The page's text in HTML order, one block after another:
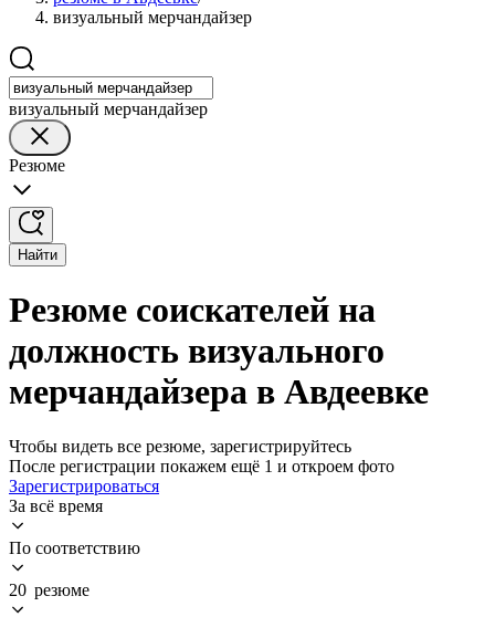
визуальный мерчандайзер
визуальный мерчандайзер
Резюме
Найти
Резюме соискателей на
должность визуального
мерчандайзера в Авдеевке
Чтобы видеть все резюме, зарегистрируйтесь
После регистрации покажем ещё 1 и откроем фото
Зарегистрироваться
За всё время
По соответствию
20 резюме